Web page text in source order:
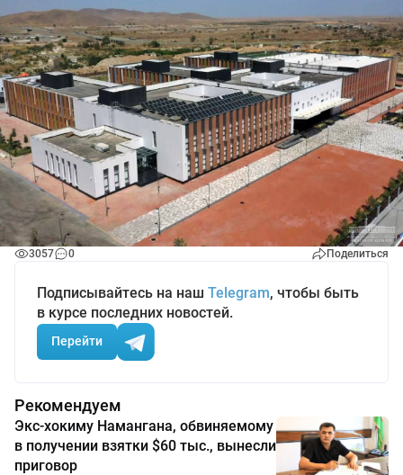
3057 0 Поделиться
Подписывайтесь на наш Telegram, чтобы быть
в курсе последних новостей.
Перейти
Рекомендуем
Экс-хокиму Намангана, обвиняемому
в получении взятки $60 тыс., вынесли
приговор